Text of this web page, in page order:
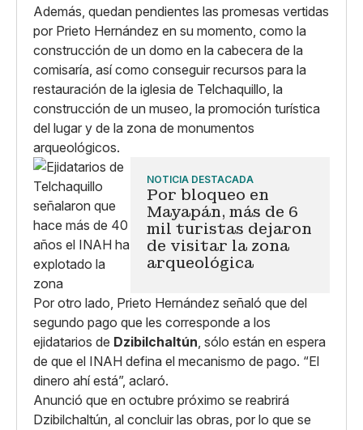
Además, quedan pendientes las promesas vertidas
por Prieto Hernández en su momento, como la
construcción de un domo en la cabecera de la
comisaría, así como conseguir recursos para la
restauración de la iglesia de Telchaquillo, la
construcción de un museo, la promoción turística
del lugar y de la zona de monumentos
arqueológicos.
NOTICIA DESTACADA
Por bloqueo en
Mayapán, más de 6
mil turistas dejaron
de visitar la zona
arqueológica
Por otro lado, Prieto Hernández señaló que del
segundo pago que les corresponde a los
ejidatarios de Dzibilchaltún, sólo están en espera
de que el INAH defina el mecanismo de pago. “El
dinero ahí está”, aclaró.
Anunció que en octubre próximo se reabrirá
Dzibilchaltún, al concluir las obras, por lo que se